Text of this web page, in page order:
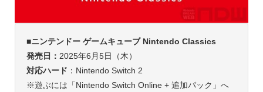
■ニンテンドー ゲームキューブ Nintendo Classics
発売日： 2025年6月5日（木）
対応ハード ：Nintendo Switch 2
※遊ぶには「Nintendo Switch Online + 追加パック」へ